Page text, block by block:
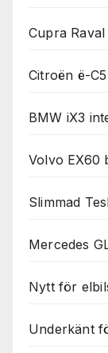
Cupra
Citroën ë-
BMW iX3
Volvo EX60
Slimmad
Mercedes
Nytt för
Underkänt